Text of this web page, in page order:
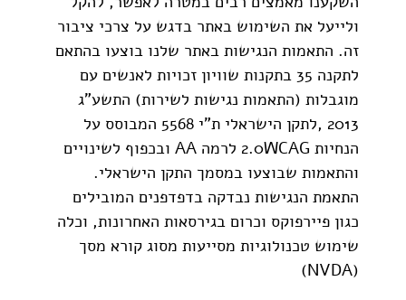
ולייעל את השימוש באתר בדגש על צרכי ציבור
זה. התאמות הנגישות באתר שלנו בוצעו בהתאם
לתקנה 35 בתקנות שוויון זכויות לאנשים עם
מוגבלות (התאמות נגישות לשירות) התשע"ג
2013 ,לתקן הישראלי ת"י 5568 המבוסס על
הנחיות 2.0WCAG לרמה AA ובכפוף לשינויים
והתאמות שבוצעו במסמך התקן הישראלי.
התאמת הנגישות נבדקה בדפדפנים המובילים
כגון פיירפוקס וכרום בגירסאות האחרונות, וכלה
שימוש טכנולוגיות מסייעות מסוג קורא מסך
(NVDA)